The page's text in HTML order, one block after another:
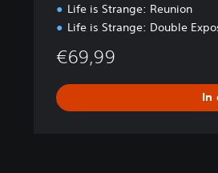
Life is Strange: Reunion
Life is Strange: Double
€69,99
In